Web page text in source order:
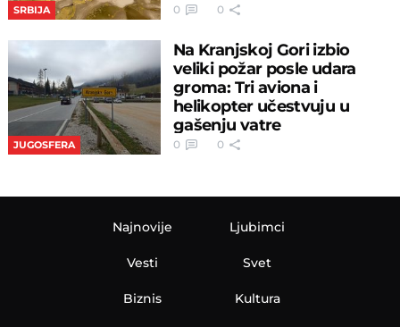
SRBIJA 0 0
JUGOSFERA
Na Kranjskoj Gori izbio
veliki požar posle udara
groma: Tri aviona i
helikopter učestvuju u
gašenju vatre
0 0
Najnovije
Vesti
Biznis
Ljubimci
Svet
Kultura